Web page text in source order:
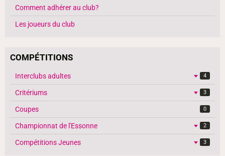
Comment adhérer au club?
Les joueurs du club
COMPÉTITIONS
Interclubs adultes 4
Critériums 3
Coupes 0
Championnat de l'Essonne 2
Compétitions Jeunes 3